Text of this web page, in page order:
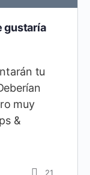
gustaría
tu
muy
&
21